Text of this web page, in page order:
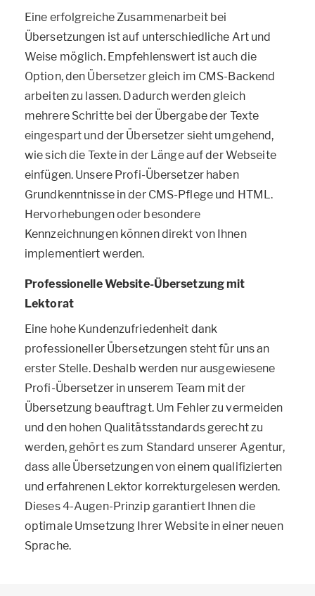
Eine erfolgreiche Zusammenarbeit bei
Übersetzungen ist auf unterschiedliche Art und
Weise möglich. Empfehlenswert ist auch die
Option, den Übersetzer gleich im CMS-Backend
arbeiten zu lassen. Dadurch werden gleich
mehrere Schritte bei der Übergabe der Texte
eingespart und der Übersetzer sieht umgehend,
wie sich die Texte in der Länge auf der Webseite
einfügen. Unsere Profi-Übersetzer haben
Grundkenntnisse in der CMS-Pflege und HTML.
Hervorhebungen oder besondere
Kennzeichnungen können direkt von Ihnen
implementiert werden.
Professionelle Website-Übersetzung mit
Lektorat
Eine hohe Kundenzufriedenheit dank
professioneller Übersetzungen steht für uns an
erster Stelle. Deshalb werden nur ausgewiesene
Profi-Übersetzer in unserem Team mit der
Übersetzung beauftragt. Um Fehler zu vermeiden
und den hohen Qualitätsstandards gerecht zu
werden, gehört es zum Standard unserer Agentur,
dass alle Übersetzungen von einem qualifizierten
und erfahrenen Lektor korrekturgelesen werden.
Dieses 4-Augen-Prinzip garantiert Ihnen die
optimale Umsetzung Ihrer Website in einer neuen
Sprache.